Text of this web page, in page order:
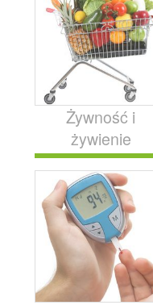
Żywność i
żywienie